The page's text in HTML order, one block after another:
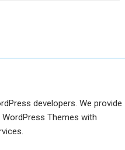
developers. We provide
Themes with